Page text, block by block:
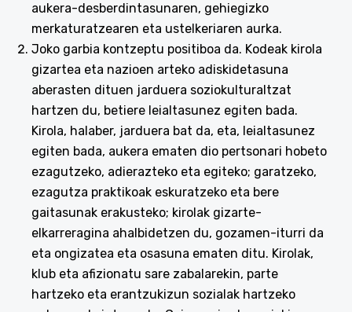
aukera-desberdintasunaren, gehiegizko
merkaturatzearen eta ustelkeriaren aurka.
Joko garbia kontzeptu positiboa da. Kodeak kirola
gizartea eta nazioen arteko adiskidetasuna
aberasten dituen jarduera soziokulturaltzat
hartzen du, betiere leialtasunez egiten bada.
Kirola, halaber, jarduera bat da, eta, leialtasunez
egiten bada, aukera ematen dio pertsonari hobeto
ezagutzeko, adierazteko eta egiteko; garatzeko,
ezagutza praktikoak eskuratzeko eta bere
gaitasunak erakusteko; kirolak gizarte-
elkarreragina ahalbidetzen du, gozamen-iturri da
eta ongizatea eta osasuna ematen ditu. Kirolak,
klub eta afizionatu sare zabalarekin, parte
hartzeko eta erantzukizun sozialak hartzeko